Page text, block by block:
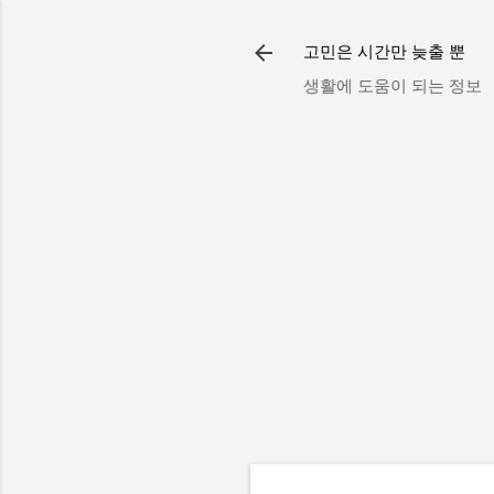
고민은 시간만 늦출 뿐
생활에 도움이 되는 정보